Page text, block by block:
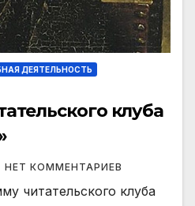
ДЕЯТЕЛЬНОСТЬ
клуба
НЕТ КОММЕНТАРИЕВ
читательского клуба